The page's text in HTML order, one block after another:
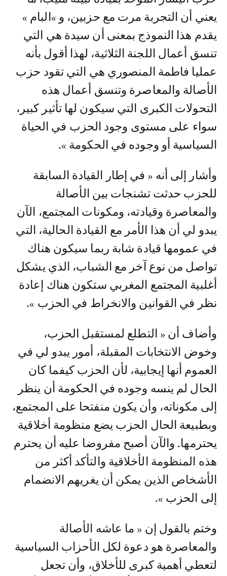
يعني أن التجربة مرت مع حزبين، و »البام »
يقدم هذا النموذج بمعنى أن سيدة هي التي
تنسق أعمال اللجنة الثلاثية، لهذا أقول بأنه
عمليا فاطمة المنصوري هي التي تقود حزب
الأصالة والمعاصرة وتنسق أعمال هذه
التحولات الكبرى التي سيكون لها تأثير كبير،
سواء على مستوى وجود الحزب في الحياة
السياسية أو وجوده في الحكومة ».
وأشار إلى أنه « في إطار القيادة السابقة
للحزب حدثت تشنجات بين الأصالة
والمعاصرة وقيادته، ومكونات المجتمع، الآن
يبدو لي أن هذا الأمر مع القيادة الحالية، التي
في عمومها قيادة شابة ربما سيكون هناك
تواصل من نوع آخر مع الشباب، الذي يشكل
أغلبية المجتمع المغربي ستكون هناك إعادة
نظر في القوانين والانخراط في الحزب ».
وأضاف أن « التطلع لمستقبل الحزب،
وخوض الانتخابات المقبلة، أمور يبدو لي في
العموم أنها إيجابية، لأن الحزب كيفما كان
الحال لم ينسه وجوده في الحكومة أن ينظر
إلى مكوناته، وأن يكون منفتحا على المجتمع،
وبطبيعة الحال الحزب يضع منظومة أخلاقية
يحترمها. والآن أصبح مفروضا عليه أن يحترم
هذه المنظومة الأخلاقية والتأكد أكثر من
الأشخاص الذين يمكن أن يغريهم الانضمام
إلى الحزب ».
وختم بالقول إن « ما عاشه الأصالة
والمعاصرة هو دعوة لكل الأحزاب السياسية
لتعطي أهمية كبرى للأخلاق، وأن تجعل